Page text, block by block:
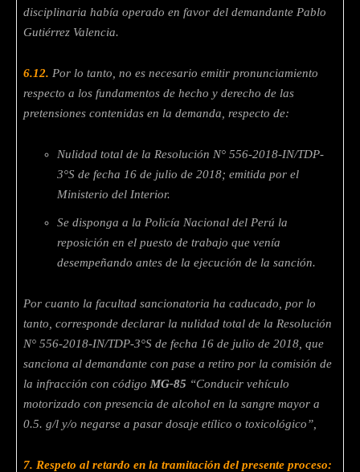
disciplinaria había operado en favor del demandante Pablo
Gutiérrez Valencia.
6.12. Por lo tanto, no es necesario emitir pronunciamiento
respecto a los fundamentos de hecho y derecho de las
pretensiones contenidas en la demanda, respecto de:
Nulidad total de la Resolución N° 556-2018-IN/TDP-
3°S de fecha 16 de julio de 2018; emitida por el
Ministerio del Interior.
Se disponga a la Policía Nacional del Perú la
reposición en el puesto de trabajo que venía
desempeñando antes de la ejecución de la sanción.
Por cuanto la facultad sancionatoria ha caducado, por lo
tanto, corresponde declarar la nulidad total de la Resolución
N° 556-2018-IN/TDP-3°S de fecha 16 de julio de 2018, que
sanciona al demandante con pase a retiro por la comisión de
la infracción con código MG-85 “Conducir vehículo
motorizado con presencia de alcohol en la sangre mayor a
0.5. g/l y/o negarse a pasar dosaje etílico o toxicológico”,
7. Respeto al retardo en la tramitación del presente proceso: